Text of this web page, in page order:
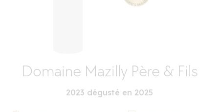
Domaine Mazilly Père & Fils
2023 dégusté en 2025